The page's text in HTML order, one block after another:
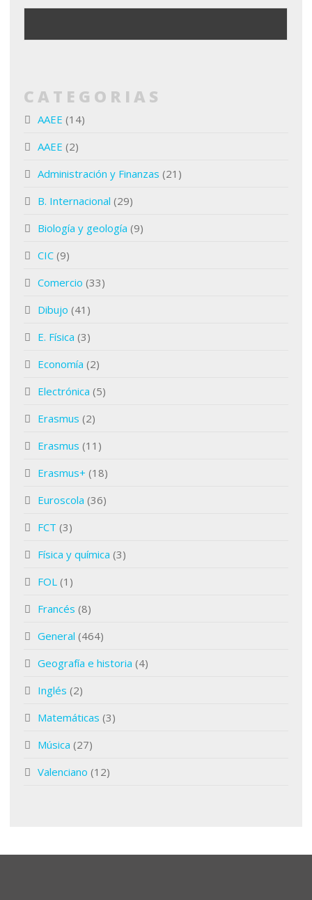
CATEGORIAS
AAEE (14)
AAEE (2)
Administración y Finanzas (21)
B. Internacional (29)
Biología y geología (9)
CIC (9)
Comercio (33)
Dibujo (41)
E. Física (3)
Economía (2)
Electrónica (5)
Erasmus (2)
Erasmus (11)
Erasmus+ (18)
Euroscola (36)
FCT (3)
Física y química (3)
FOL (1)
Francés (8)
General (464)
Geografía e historia (4)
Inglés (2)
Matemáticas (3)
Música (27)
Valenciano (12)